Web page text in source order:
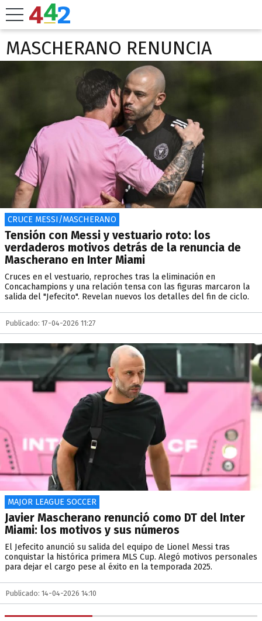
MASCHERANO RENUNCIA
CRUCE MESSI/MASCHERANO
Tensión con Messi y vestuario roto: los
verdaderos motivos detrás de la renuncia de
Mascherano en Inter Miami
Cruces en el vestuario, reproches tras la eliminación en
Concachampions y una relación tensa con las figuras marcaron la
salida del "Jefecito". Revelan nuevos los detalles del fin de ciclo.
Publicado: 17-04-2026 11:27
MAJOR LEAGUE SOCCER
Javier Mascherano renunció como DT del Inter
Miami: los motivos y sus números
El Jefecito anunció su salida del equipo de Lionel Messi tras
conquistar la histórica primera MLS Cup. Alegó motivos personales
para dejar el cargo pese al éxito en la temporada 2025.
Publicado: 14-04-2026 14:10